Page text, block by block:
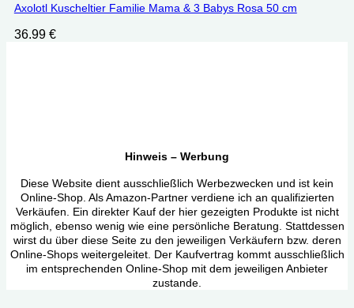
Axolotl Kuscheltier Familie Mama & 3 Babys Rosa 50 cm
36.99 €
Hinweis – Werbung
Diese Website dient ausschließlich Werbezwecken und ist kein
Online-Shop. Als Amazon-Partner verdiene ich an qualifizierten
Verkäufen. Ein direkter Kauf der hier gezeigten Produkte ist nicht
möglich, ebenso wenig wie eine persönliche Beratung. Stattdessen
wirst du über diese Seite zu den jeweiligen Verkäufern bzw. deren
Online-Shops weitergeleitet. Der Kaufvertrag kommt ausschließlich
im entsprechenden Online-Shop mit dem jeweiligen Anbieter
zustande.